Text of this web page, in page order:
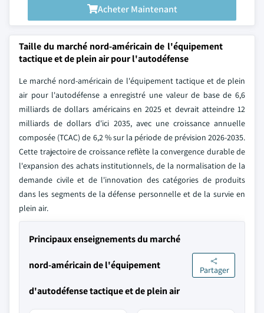
Acheter Maintenant
Taille du marché nord-américain de l'équipement
tactique et de plein air pour l'autodéfense
Le marché nord-américain de l'équipement tactique et de plein
air pour l'autodéfense a enregistré une valeur de base de 6,6
milliards de dollars américains en 2025 et devrait atteindre 12
milliards de dollars d'ici 2035, avec une croissance annuelle
composée (TCAC) de 6,2 % sur la période de prévision 2026-2035.
Cette trajectoire de croissance reflète la convergence durable de
l'expansion des achats institutionnels, de la normalisation de la
demande civile et de l'innovation des catégories de produits
dans les segments de la défense personnelle et de la survie en
plein air.
Principaux enseignements du marché
nord-américain de l'équipement
d'autodéfense tactique et de plein air
Partager